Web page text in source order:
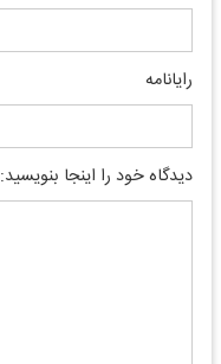
رایانامه
دیدگاه خود را اینجا بنویسید: